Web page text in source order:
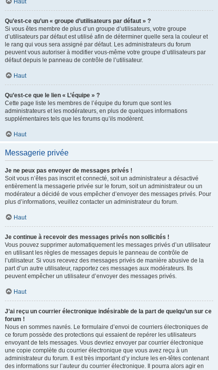
Haut
Qu’est-ce qu’un « groupe d’utilisateurs par défaut » ?
Si vous êtes membre de plus d’un groupe d’utilisateurs, votre groupe
d’utilisateurs par défaut est utilisé afin de déterminer quelle sera la couleur et
le rang qui vous sera assigné par défaut. Les administrateurs du forum
peuvent vous autoriser à modifier vous-même votre groupe d’utilisateurs par
défaut depuis le panneau de contrôle de l’utilisateur.
Haut
Qu’est-ce que le lien « L’équipe » ?
Cette page liste les membres de l’équipe du forum que sont les
administrateurs et les modérateurs, en plus de quelques informations
supplémentaires tels que les forums qu’ils modèrent.
Haut
Messagerie privée
Je ne peux pas envoyer de messages privés !
Soit vous n’êtes pas inscrit et connecté, soit un administrateur a désactivé
entièrement la messagerie privée sur le forum, soit un administrateur ou un
modérateur a décidé de vous empêcher d’envoyer des messages privés. Pour
plus d’informations, veuillez contacter un administrateur du forum.
Haut
Je continue à recevoir des messages privés non sollicités !
Vous pouvez supprimer automatiquement les messages privés d’un utilisateur
en utilisant les règles de messages depuis le panneau de contrôle de
l’utilisateur. Si vous recevez des messages privés de manière abusive de la
part d’un autre utilisateur, rapportez ces messages aux modérateurs. Ils
peuvent empêcher un utilisateur d’envoyer des messages privés.
Haut
J’ai reçu un courrier électronique indésirable de la part de quelqu’un sur ce
forum !
Nous en sommes navrés. Le formulaire d’envoi de courriers électroniques de
ce forum possède des protections qui essaient de repérer les utilisateurs
envoyant de tels messages. Vous devriez envoyer par courrier électronique
une copie complète du courrier électronique que vous avez reçu à un
administrateur du forum. Il est très important d’y inclure les en-têtes contenant
des informations sur l’auteur du courrier électronique. Il pourra alors agir en